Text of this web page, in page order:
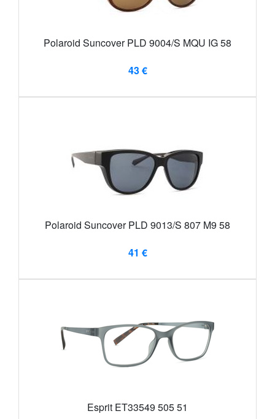
Polaroid Suncover PLD 9004/S MQU IG 58
43 €
Polaroid Suncover PLD 9013/S 807 M9 58
41 €
Esprit ET33549 505 51